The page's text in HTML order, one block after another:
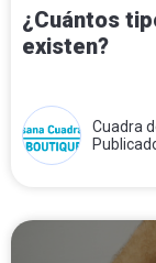
¿Cuántos
existen?
Cuadra